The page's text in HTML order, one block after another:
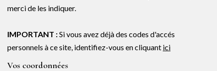
Notre magazine
Nos partenaires
merci de les indiquer.
IMPORTANT :Si vous avez déjà des codes d'accés
personnels à ce site, identifiez-vous en cliquant ici
Vos coordonnées